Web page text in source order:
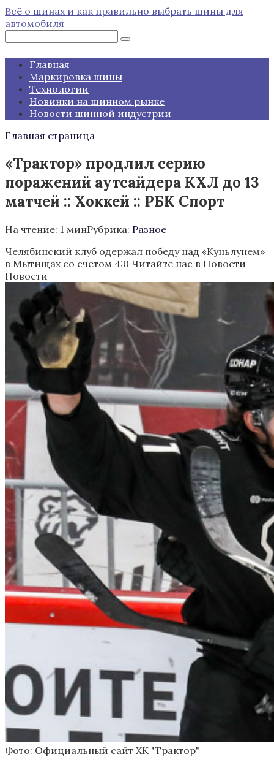
Перейти
к
Всё о шинах и как правильно выбрать шины для
автомобиля
Главная
Маркировка шины
Технологии
Новинки на шинном рынке
Новости шинной индустрии
Главная страница
«Трактор» продлил серию
поражений аутсайдера КХЛ до 13
матчей :: Хоккей :: РБК Спорт
На чтение: 1 минРубрика: Разное
Челябинский клуб одержал победу над «Куньлунем»
в Мытищах со счетом 4:0 Читайте нас в Новости
Новости
Фото: Официальный сайт ХК "Трактор"